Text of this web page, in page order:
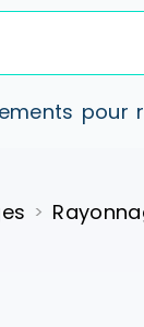
pour
>